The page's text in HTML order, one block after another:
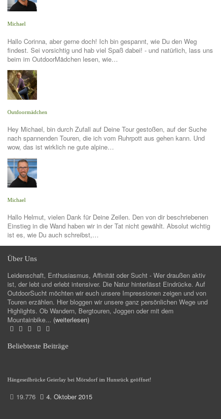
Michael
Hallo Corinna, aber gerne doch! Ich bin gespannt, wie Du den Weg
findest. Sei vorsichtig und hab viel Spaß dabei! - und natürlich, lass uns
beim im OutdoorMädchen lesen, wie…
Outdoormädchen
Hey Michael, bin durch Zufall auf Deine Tour gestoßen, auf der Suche
nach spannenden Touren, die ich vom Ruhrpott aus gehen kann. Und
wow, das ist wirklich ne gute alpine…
Michael
Hallo Helmut, vielen Dank für Deine Zeilen. Den von dir beschriebenen
Einstieg in die Wand haben wir in der Tat nicht gewählt. Absolut wichtig
ist es, wie Du auch schreibst,…
Über Uns
Leidenschaft, Enthusiasmus, Affinität oder Sucht - Wer draußen aktiv
ist, der lebt und erlebt intensiver. Die Natur hinterlässt Eindrücke. Auf
OutdoorSucht möchten wir euch unsere Impressionen zeigen und von
Touren erzählen. Hier bloggen wir unsere ganz persönlichen Wege und
Highlights. Ob Wandern, Bergtouren, Joggen oder mit dem
Mountainbike... (weiterlesen)
Beliebteste Beiträge
Hängeseilbrücke Geierlay bei Mörsdorf im Hunsrück geöffnet!
19.776 4. Oktober 2015